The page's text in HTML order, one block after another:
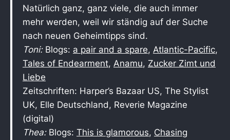
Natürlich ganz, ganz viele, die auch immer
mehr werden, weil wir ständig auf der Suche
nach neuen Geheimtipps sind.
Toni:Blogs: a pair and a spare, Atlantic-Pacific,
Tales of Endearment, Anamu, Zucker Zimt und
Liebe
Zeitschriften: Harper’s Bazaar US, The Stylist
UK, Elle Deutschland, Reverie Magazine
(digital)
Thea: Blogs: This is glamorous, Chasing